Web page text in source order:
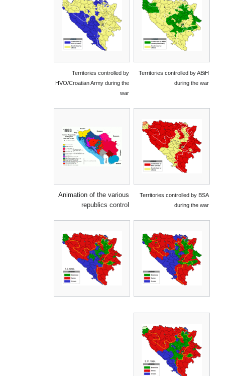
Territories controlled by ABiH
during the war
Territories controlled by
HVO/Croatian Army during the
war
Territories controlled by BSA
during the war
Animation of the various
republics control